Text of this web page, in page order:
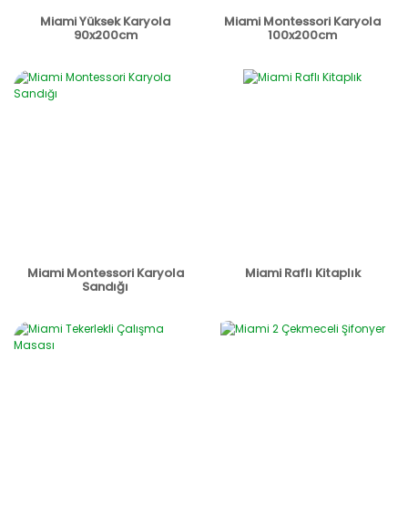
Miami Yüksek Karyola
90x200cm
Miami Montessori Karyola
100x200cm
Miami Montessori Karyola
Sandığı
Miami Raflı Kitaplık